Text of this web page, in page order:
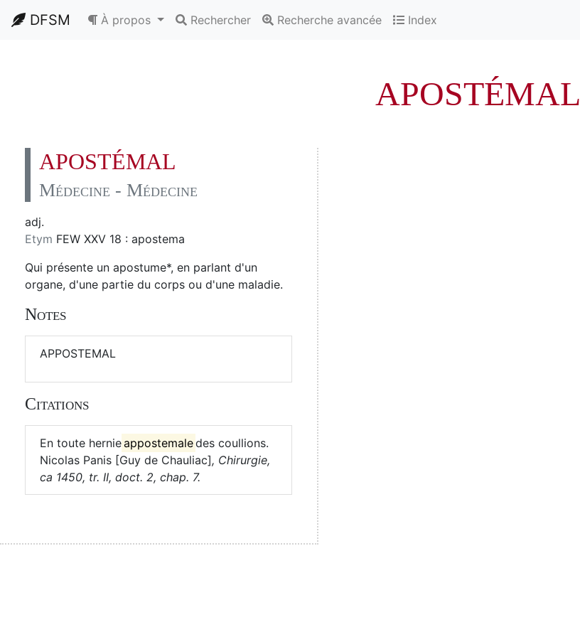
DFSM À propos Rechercher Recherche avancée Index
APOSTÉMAL
APOSTÉMAL
Médecine - Médecine
adj.
Etym FEW XXV 18 : apostema
Qui présente un apostume*, en parlant d'un
organe, d'une partie du corps ou d'une maladie.
Notes
APPOSTEMAL
Citations
En toute hernieappostemaledes coullions.
Nicolas Panis [Guy de Chauliac], Chirurgie,
ca 1450, tr. II, doct. 2, chap. 7.